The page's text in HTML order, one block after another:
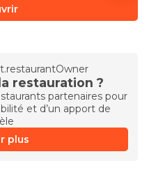
restauration ?
partenaires pour
et d’un apport de
plus